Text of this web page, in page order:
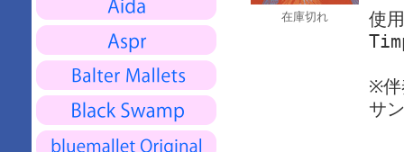
在庫切れ
使
※伴
サ